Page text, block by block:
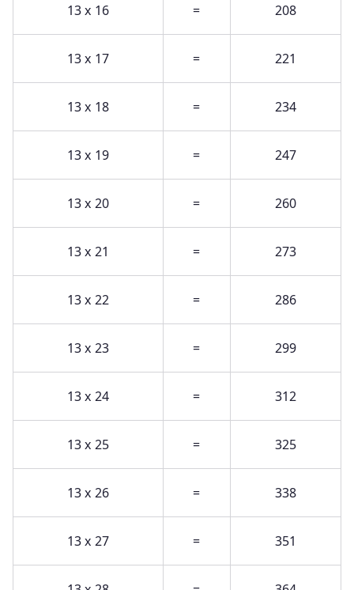
13 x 16 = 208
13 x 17 = 221
13 x 18 = 234
13 x 19 = 247
13 x 20 = 260
13 x 21 = 273
13 x 22 = 286
13 x 23 = 299
13 x 24 = 312
13 x 25 = 325
13 x 26 = 338
13 x 27 = 351